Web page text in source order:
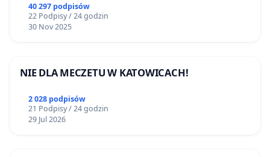
40 297 podpisów
22 Podpisy / 24 godzin
30 Nov 2025
NIE DLA MECZETU W KATOWICACH!
2 028 podpisów
21 Podpisy / 24 godzin
29 Jul 2026